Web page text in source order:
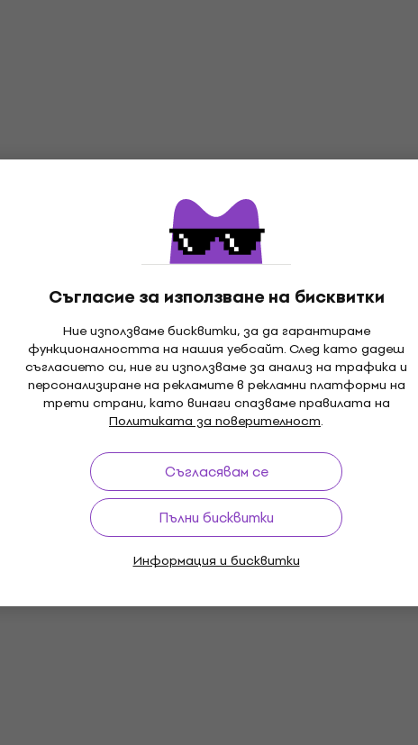
Съгласие за използване на бисквитки
Ние използваме бисквитки, за да гарантираме
функционалността на нашия уебсайт. След като дадеш
съгласието си, ние ги използваме за анализ на трафика и
персонализиране на рекламите в рекламни платформи на
трети страни, като винаги спазваме правилата на
Политиката за поверителност.
Съгласявам се
Пълни бисквитки
Информация и бисквитки